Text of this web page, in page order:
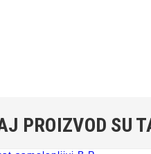
PROIZVOD SU